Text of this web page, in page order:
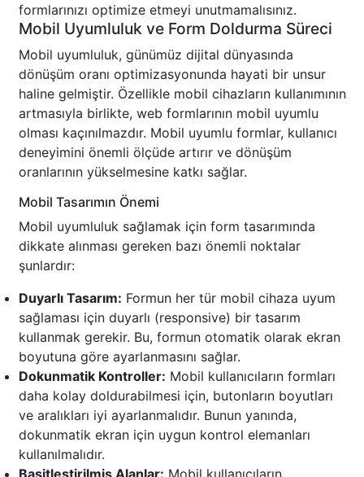
formlarınızı optimize etmeyi unutmamalısınız.
Mobil Uyumluluk ve Form Doldurma Süreci
Mobil uyumluluk, günümüz dijital dünyasında
dönüşüm oranı optimizasyonunda hayati bir unsur
haline gelmiştir. Özellikle mobil cihazların kullanımının
artmasıyla birlikte, web formlarının mobil uyumlu
olması kaçınılmazdır. Mobil uyumlu formlar, kullanıcı
deneyimini önemli ölçüde artırır ve dönüşüm
oranlarının yükselmesine katkı sağlar.
Mobil Tasarımın Önemi
Mobil uyumluluk sağlamak için form tasarımında
dikkate alınması gereken bazı önemli noktalar
şunlardır:
Duyarlı Tasarım: Formun her tür mobil cihaza uyum
sağlaması için duyarlı (responsive) bir tasarım
kullanmak gerekir. Bu, formun otomatik olarak ekran
boyutuna göre ayarlanmasını sağlar.
Dokunmatik Kontroller: Mobil kullanıcıların formları
daha kolay doldurabilmesi için, butonların boyutları
ve aralıkları iyi ayarlanmalıdır. Bunun yanında,
dokunmatik ekran için uygun kontrol elemanları
kullanılmalıdır.